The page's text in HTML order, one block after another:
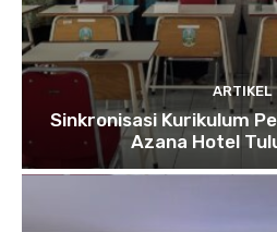
ARTIKEL
Sinkronisasi Kurikulum
Azana Hotel